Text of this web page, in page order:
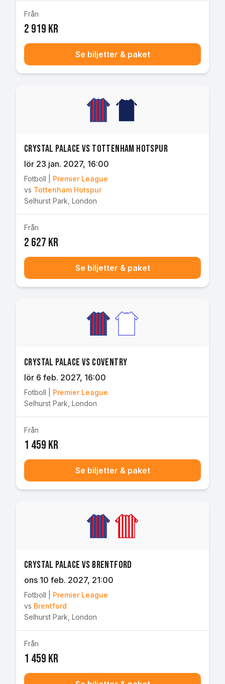
Från
2 919 kr
Se biljetter & paket
Crystal Palace vs Tottenham Hotspur
lör 23 jan. 2027, 16:00
Fotboll
Premier League
vs Tottenham Hotspur
Selhurst Park London
Från
2 627 kr
Se biljetter & paket
Crystal Palace vs Coventry
lör 6 feb. 2027, 16:00
Fotboll
Premier League
Selhurst Park London
Från
1 459 kr
Se biljetter & paket
Crystal Palace vs Brentford
ons 10 feb. 2027, 21:00
Fotboll
Premier League
vs Brentford
Selhurst Park London
Från
1 459 kr